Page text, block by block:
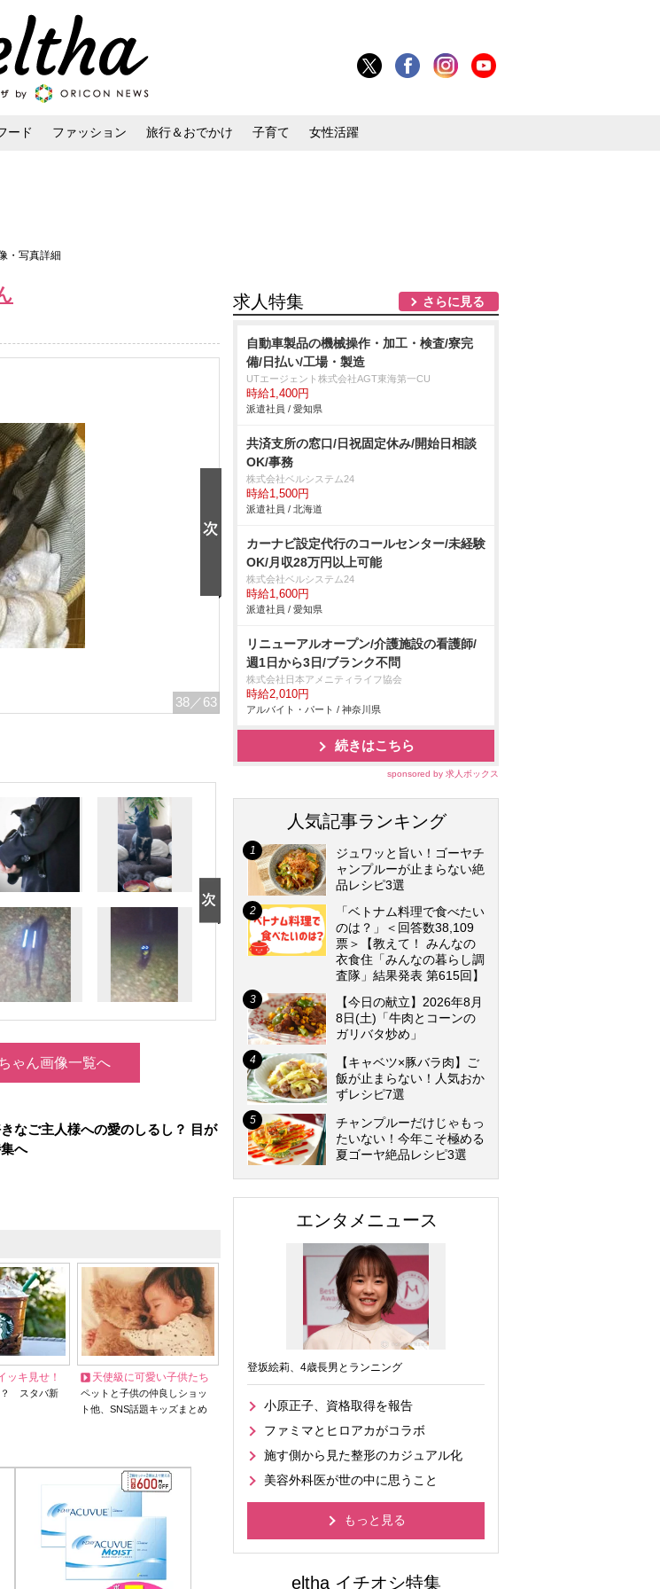
ード ファッション 旅行＆おでかけ 子育て 女性活躍
・写真詳細
38 ／63
ゃん画像一覧へ
なご主人様への愛のしるし？ 目が
へ
ッキ見せ！
？ スタバ新
天使級に可愛い子供たち
ペットと子供の仲良しショッ
ト他、SNS話題キッズまとめ
求人特集 さらに見る
自動車製品の機械操作・加工・検査/寮完
備/日払い/工場・製造
UTエージェント株式会社AGT東海第一CU
時給1,400円
派遣社員 / 愛知県
共済支所の窓口/日祝固定休み/開始日相談
OK/事務
株式会社ベルシステム24
時給1,500円
派遣社員 / 北海道
カーナビ設定代行のコールセンター/未経験
OK/月収28万円以上可能
株式会社ベルシステム24
時給1,600円
派遣社員 / 愛知県
リニューアルオープン/介護施設の看護師/
週1日から3日/ブランク不問
株式会社日本アメニティライフ協会
時給2,010円
アルバイト・パート / 神奈川県
続きはこちら
sponsored by 求人ボックス
人気記事ランキング
ジュワッと旨い！ゴーヤチ
ャンプルーが止まらない絶
品レシピ3選
「ベトナム料理で食べたい
のは？」＜回答数38,109
票＞【教えて！ みんなの
衣食住「みんなの暮らし調
査隊」結果発表 第615回】
【今日の献立】2026年8月
8日(土)「牛肉とコーンの
ガリバタ炒め」
【キャベツ×豚バラ肉】ご
飯が止まらない！人気おか
ずレシピ7選
チャンプルーだけじゃもっ
たいない！今年こそ極める
夏ゴーヤ絶品レシピ3選
エンタメニュース
登坂絵莉、4歳長男とランニング
小原正子、資格取得を報告
ファミマとヒロアカがコラボ
施す側から見た整形のカジュアル化
美容外科医が世の中に思うこと
もっと見る